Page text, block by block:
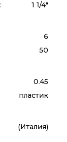
: 1 1/4"
6
50
0.45
пластик
(Италия)